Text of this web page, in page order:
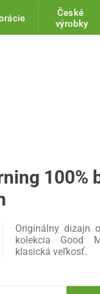
České
výrobky
100%
Originálny dizajn
kolekcia Good
klasická veľkosť.